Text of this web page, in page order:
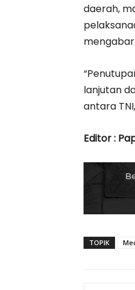
daerah,
lanjutan
antara
Editor :
TOPIK